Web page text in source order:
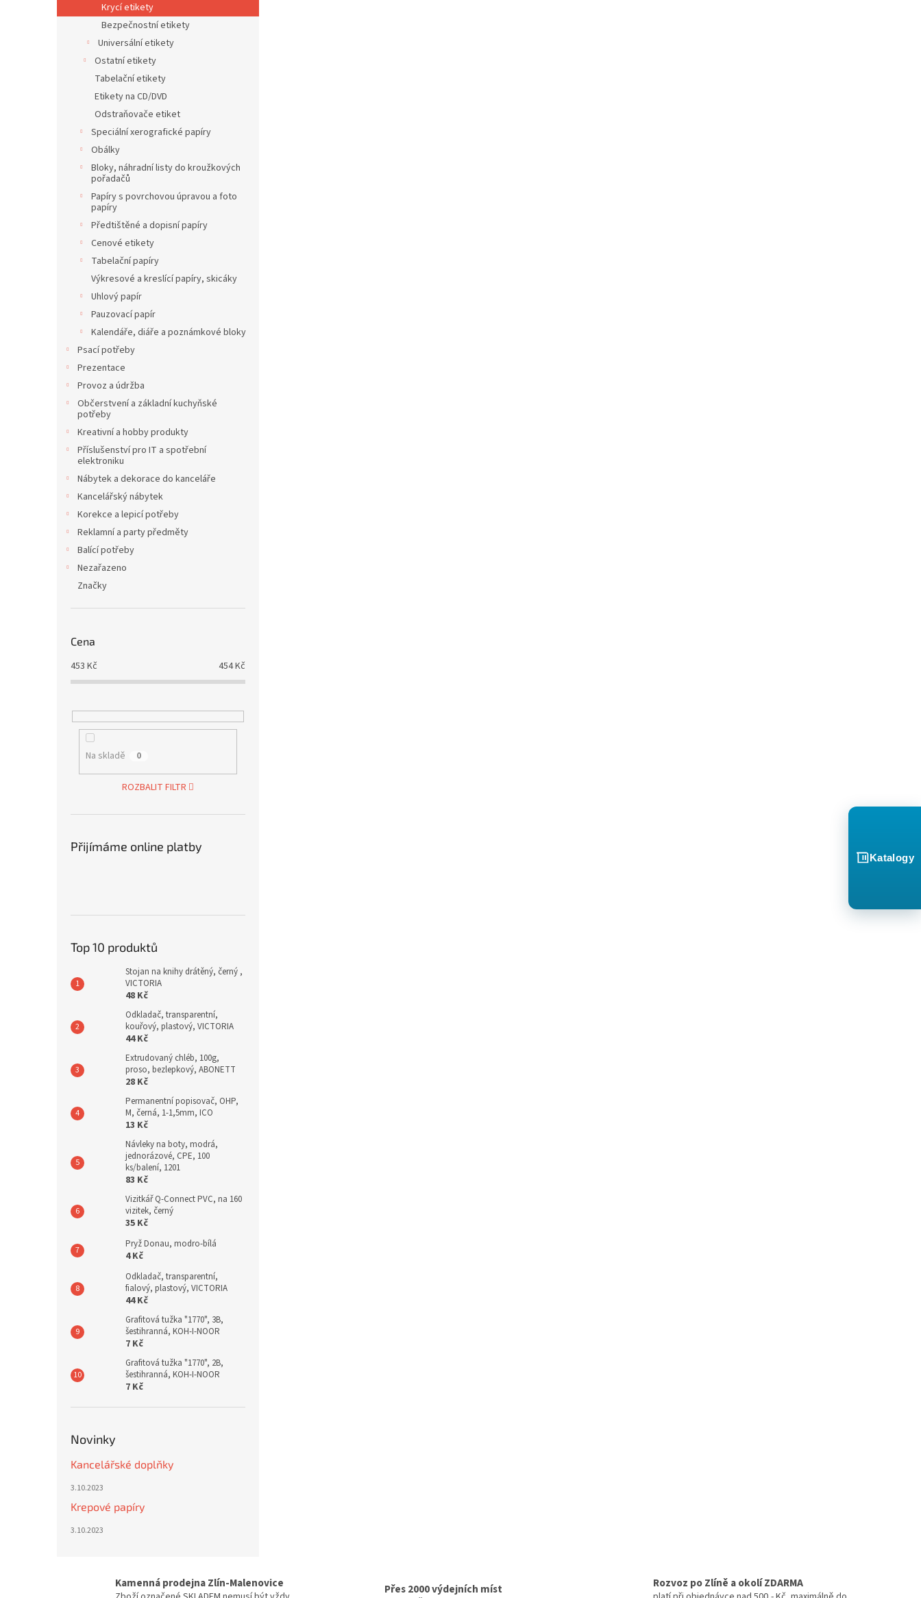
Krycí etikety
Bezpečnostní etikety
Universální etikety
Ostatní etikety
Tabelační etikety
Etikety na CD/DVD
Odstraňovače etiket
Speciální xerografické papíry
Obálky
Bloky, náhradní listy do kroužkových
pořadačů
Papíry s povrchovou úpravou a foto
papíry
Předtištěné a dopisní papíry
Cenové etikety
Tabelační papíry
Výkresové a kreslící papíry, skicáky
Uhlový papír
Pauzovací papír
Kalendáře, diáře a poznámkové bloky
Psací potřeby
Prezentace
Provoz a údržba
Občerstvení a základní kuchyňské
potřeby
Kreativní a hobby produkty
Příslušenství pro IT a spotřební
elektroniku
Nábytek a dekorace do kanceláře
Kancelářský nábytek
Korekce a lepicí potřeby
Reklamní a party předměty
Balící potřeby
Nezařazeno
Značky
Cena
453 Kč 454Kč
Na skladě 0
ROZBALIT FILTR
Přijímáme online platby
Top 10 produktů
Stojan na knihy drátěný, černý ,
VICTORIA
48 Kč
Odkladač, transparentní,
kouřový, plastový, VICTORIA
44 Kč
Extrudovaný chléb, 100g,
proso, bezlepkový, ABONETT
28 Kč
Permanentní popisovač, OHP,
M, černá, 1-1,5mm, ICO
13 Kč
Návleky na boty, modrá,
jednorázové, CPE, 100
ks/balení, 1201
83 Kč
Vizitkář Q-Connect PVC, na 160
vizitek, černý
35 Kč
Pryž Donau, modro-bílá
4 Kč
Odkladač, transparentní,
fialový, plastový, VICTORIA
44 Kč
Grafitová tužka "1770", 3B,
šestihranná, KOH-I-NOOR
7 Kč
Grafitová tužka "1770", 2B,
šestihranná, KOH-I-NOOR
7 Kč
Novinky
Kancelářské doplňky
3.10.2023
Krepové papíry
3.10.2023
Kamenná prodejna Zlín-Malenovice Přes 2000 výdejních míst Rozvoz po Zlíně a okolí ZDARMA
Katalogy